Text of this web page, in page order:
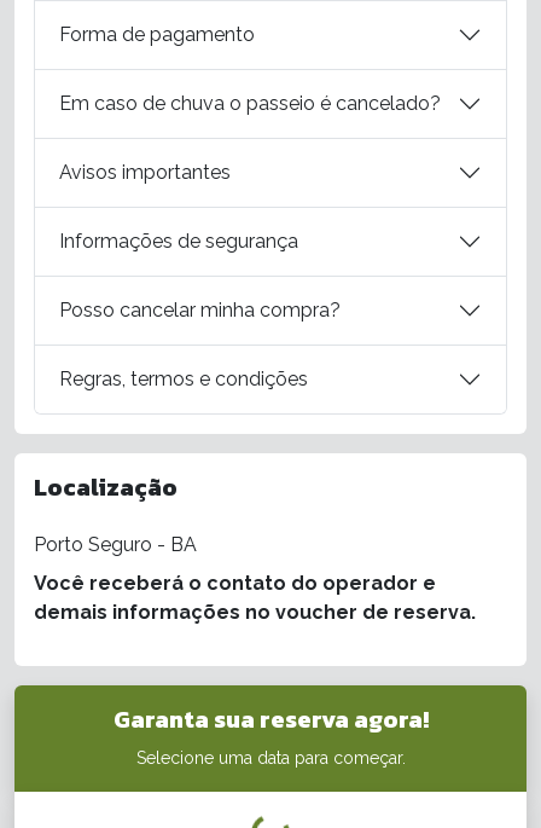
Forma de pagamento
Em caso de chuva o passeio é cancelado?
Avisos importantes
Informações de segurança
Posso cancelar minha compra?
Regras, termos e condições
Localização
Porto Seguro - BA
Você receberá o contato do operador e
demais informações no voucher de reserva.
Garanta sua reserva agora!
Selecione uma data para começar.